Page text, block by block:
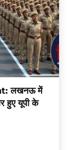
लखनऊ में
हुए यूपी के